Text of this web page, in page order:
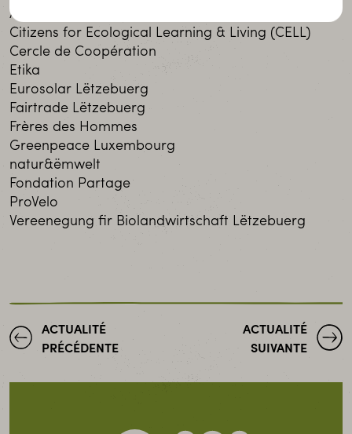
Action Solidarité Tiers Monde (ASTM)
Citizens for Ecological Learning & Living (CELL)
Cercle de Coopération
Etika
Eurosolar Lëtzebuerg
Fairtrade Lëtzebuerg
Frères des Hommes
Greenpeace Luxembourg
natur&ëmwelt
Fondation Partage
ProVelo
Vereenegung fir Biolandwirtschaft Lëtzebuerg
ACTUALITÉ
PRÉCÉDENTE
ACTUALITÉ
SUIVANTE